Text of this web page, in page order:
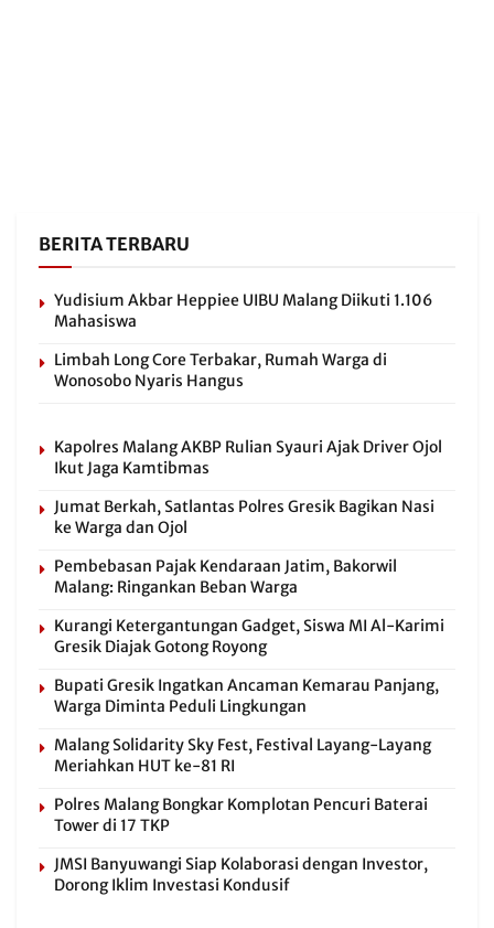
BERITA TERBARU
Yudisium Akbar Heppiee UIBU Malang Diikuti 1.106
Mahasiswa
Limbah Long Core Terbakar, Rumah Warga di
Wonosobo Nyaris Hangus
Kapolres Malang AKBP Rulian Syauri Ajak Driver Ojol
Ikut Jaga Kamtibmas
Jumat Berkah, Satlantas Polres Gresik Bagikan Nasi
ke Warga dan Ojol
Pembebasan Pajak Kendaraan Jatim, Bakorwil
Malang: Ringankan Beban Warga
Kurangi Ketergantungan Gadget, Siswa MI Al-Karimi
Gresik Diajak Gotong Royong
Bupati Gresik Ingatkan Ancaman Kemarau Panjang,
Warga Diminta Peduli Lingkungan
Malang Solidarity Sky Fest, Festival Layang-Layang
Meriahkan HUT ke-81 RI
Polres Malang Bongkar Komplotan Pencuri Baterai
Tower di 17 TKP
JMSI Banyuwangi Siap Kolaborasi dengan Investor,
Dorong Iklim Investasi Kondusif